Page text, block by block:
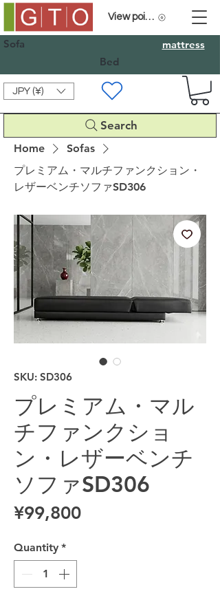
Sofa
mattress
Bed
JPY (¥)
Search
View points
Home
Sofas
プレミアム・マルチファンクション・
レザーベンチソファSD306
SKU: SD306
プレミアム・マル
チファンクショ
ン・レザーベンチ
ソファSD306
¥99,800Price
Quantity *